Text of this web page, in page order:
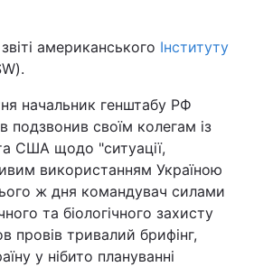
американського Інституту
начальник генштабу РФ
подзвонив своїм колегам із
США щодо "ситуації,
використанням Україною
ж дня командувач силами
та біологічного захисту
провів тривалий брифінг,
у нібито плануванні